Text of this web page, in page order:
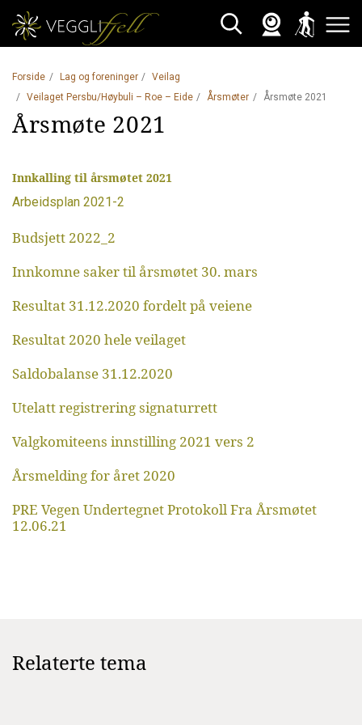
Søk WebkameraSkisporet
Åpne
Forside Lag og foreninger
Veilag
Veilaget Persbu/Høybuli – Roe – Eide
Årsmøter Årsmøte 2021
Årsmøte 2021
Innkalling til årsmøtet 2021
Arbeidsplan 2021-2
Budsjett 2022_2
Innkomne saker til årsmøtet 30. mars
Resultat 31.12.2020 fordelt på veiene
Resultat 2020 hele veilaget
Saldobalanse 31.12.2020
Utelatt registrering signaturrett
Valgkomiteens innstilling 2021 vers 2
Årsmelding for året 2020
PRE Vegen Undertegnet Protokoll Fra Årsmøtet
12.06.21
Relaterte tema
ÅrsmøteÅrsmøteÅrsmøte